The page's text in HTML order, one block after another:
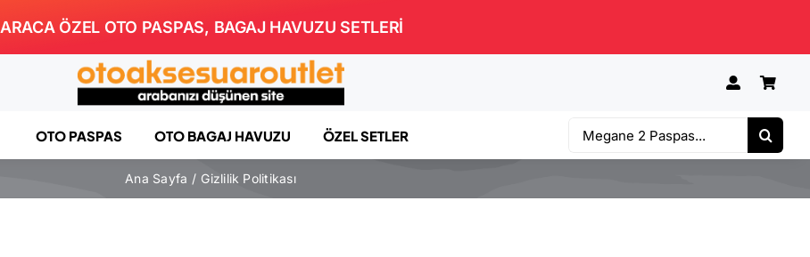
ARACA ÖZEL OTO PASPAS, BAGAJ HAVUZU SETLERİ
OTO PASPAS OTO BAGAJ HAVUZU ÖZEL SETLER Ara:
Ana Sayfa Gizlilik Politikası